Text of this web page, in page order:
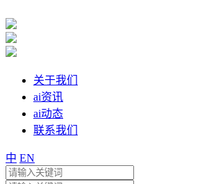
关于我们
ai资讯
ai动态
联系我们
中 EN